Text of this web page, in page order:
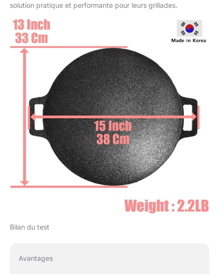
solution pratique et performante pour leurs grillades.
Bilan du test
Avantages